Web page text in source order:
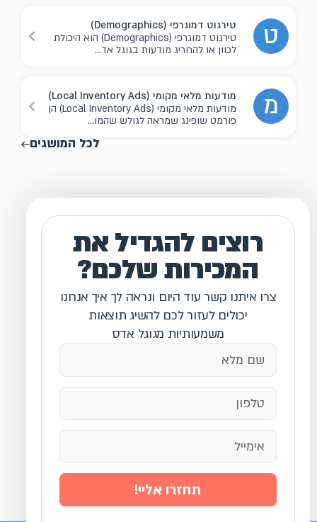
ט
טירגוט דמוגרפי (Demographics)
טירגוט דמוגרפי (Demographics) הוא היכולת
לכוון או להחריג מודעות בגוגל אד...
מ
מודעות מלאי מקומי (Local Inventory Ads)
מודעות מלאי מקומי (Local Inventory Ads) הן
פורמט שופינג שמראה לגולש שהמו...
לכל המושגים
רוצים להגדיל את
המכירות שלכם?
צרו איתנו קשר עוד היום ונראה לך איך אנחנו
יכולים לעזור לכם להשיג תוצאות
משמעותיות מגוגל אדס
תחזרו אליי!